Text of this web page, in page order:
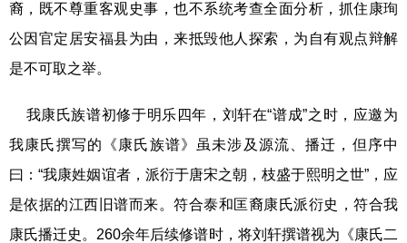
裔，既不尊重客观史事，也不系统考查全面分析，抓住康珣
公因官定居安福县为由，来抵毁他人探索，为自有观点辩解
是不可取之举。
我康氏族谱初修于明乐四年，刘轩在“谱成”之时，应邀为
我康氏撰写的《康氏族谱》虽未涉及源流、播迁，但序中
曰：“我康姓姻谊者，派衍于唐宋之朝，枝盛于熙明之世”，应
是依据的江西旧谱而来。符合泰和匡裔康氏派衍史，符合我
康氏播迁史。260余年后续修谱时，将刘轩撰谱视为《康氏二